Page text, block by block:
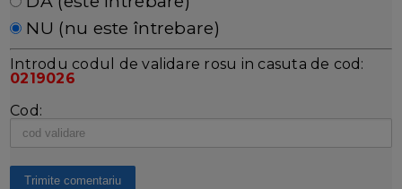
NU (nu este întrebare)
Introdu codul de validare rosu in casuta de cod:
0219026
Cod: